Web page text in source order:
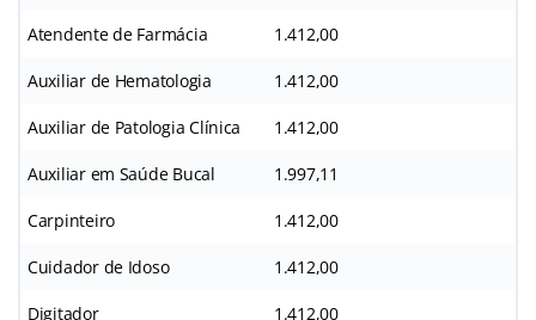
Atendente de Farmácia 1.412,00
Auxiliar de Hematologia 1.412,00
Auxiliar de Patologia Clínica 1.412,00
Auxiliar em Saúde Bucal 1.997,11
Carpinteiro 1.412,00
Cuidador de Idoso 1.412,00
Digitador 1.412,00